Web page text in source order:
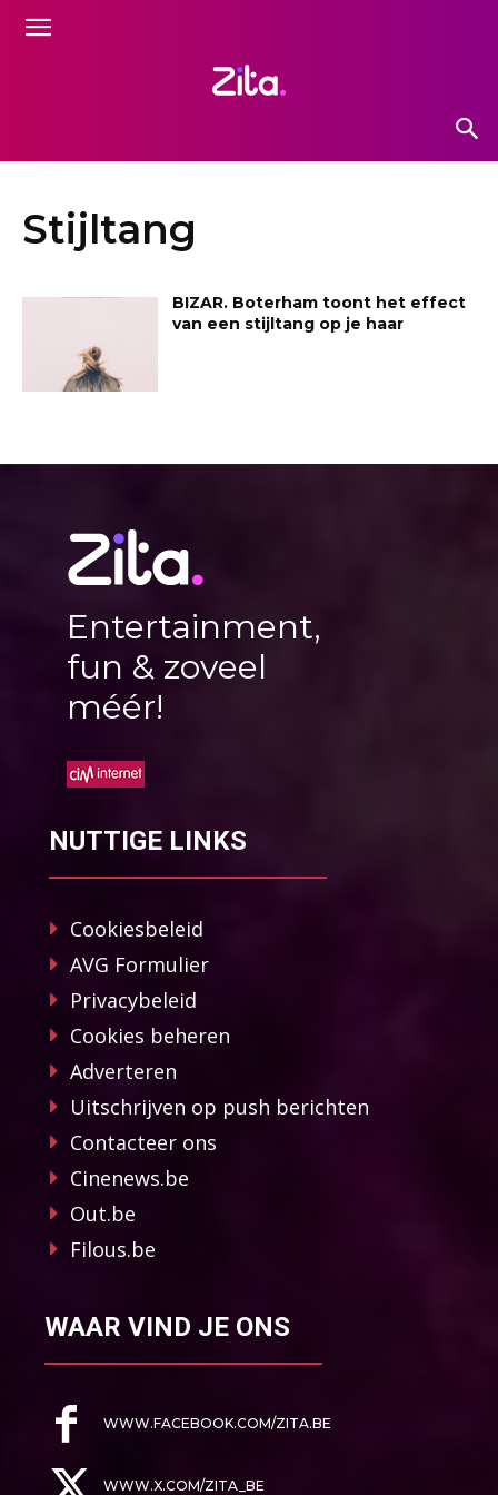
Stijltang
BIZAR. Boterham toont het effect
van een stijltang op je haar
Entertainment,
fun & zoveel
méér!
NUTTIGE LINKS
Cookiesbeleid
AVG Formulier
Privacybeleid
Cookies beheren
Adverteren
Uitschrijven op push berichten
Contacteer ons
Cinenews.be
Out.be
Filous.be
WAAR VIND JE ONS
WWW.FACEBOOK.COM/ZITA.BE
WWW.X.COM/ZITA_BE